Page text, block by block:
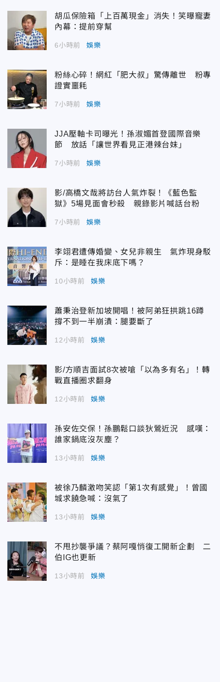
胡瓜保險箱「上百萬現金」消失！笑曝寵妻
內幕：提前穿幫
6小時前 娛樂
粉絲心碎！網紅「肥大叔」驚傳離世 粉專
證實噩耗
7小時前 娛樂
JJA壓軸卡司曝光！孫淑媚首登國際音樂
節 放話「讓世界看見正港辣台妹」
7小時前 娛樂
影/高橋文哉將訪台人氣炸裂！《藍色監
獄》5場見面會秒殺 親錄影片喊話台粉
7小時前 娛樂
李翊君遭傳婚變、女兒非親生 氣炸現身駁
斥：是睡在我床底下嗎？
10小時前 娛樂
蕭秉治登新加坡開唱！被阿弟狂拱跳16蹲
撐不到一半崩潰：腿要斷了
12小時前 娛樂
影/方順吉面試8次被嗆「以為多有名」！轉
戰直播圈求翻身
12小時前 娛樂
孫安佐交保！孫鵬鬆口談狄鶯近況 感嘆：
誰家鍋底沒灰塵？
13小時前 娛樂
被徐乃麟激吻笑認「第1次有感覺」！曾國
城求饒急喊：沒氣了
13小時前 娛樂
不甩抄襲爭議？蔡阿嘎悄復工開新企劃 二
伯IG也更新
13小時前 娛樂